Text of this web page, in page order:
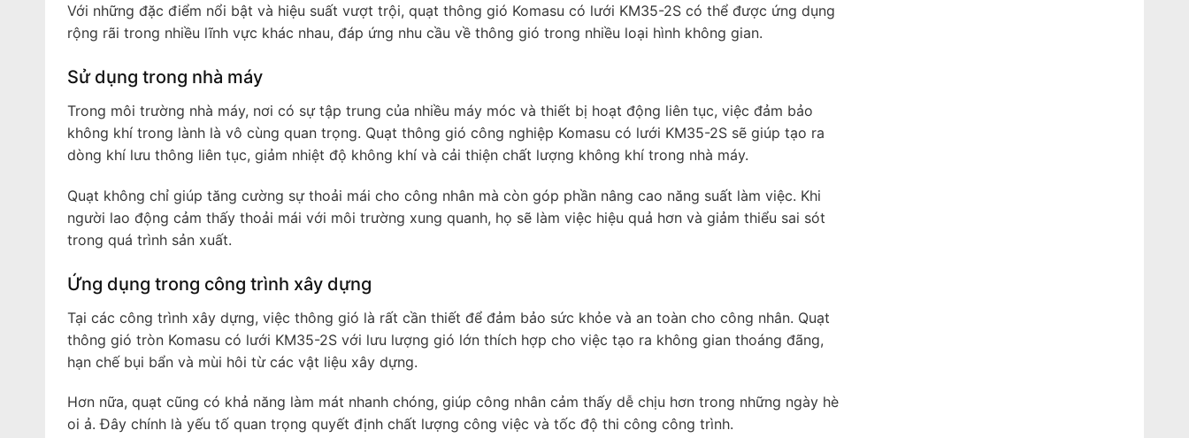
Với những đặc điểm nổi bật và hiệu suất vượt trội, quạt thông gió Komasu có lưới KM35-2S có thể được ứng dụng
rộng rãi trong nhiều lĩnh vực khác nhau, đáp ứng nhu cầu về thông gió trong nhiều loại hình không gian.
Sử dụng trong nhà máy
Trong môi trường nhà máy, nơi có sự tập trung của nhiều máy móc và thiết bị hoạt động liên tục, việc đảm bảo
không khí trong lành là vô cùng quan trọng. Quạt thông gió công nghiệp Komasu có lưới KM35-2S sẽ giúp tạo ra
dòng khí lưu thông liên tục, giảm nhiệt độ không khí và cải thiện chất lượng không khí trong nhà máy.
Quạt không chỉ giúp tăng cường sự thoải mái cho công nhân mà còn góp phần nâng cao năng suất làm việc. Khi
người lao động cảm thấy thoải mái với môi trường xung quanh, họ sẽ làm việc hiệu quả hơn và giảm thiểu sai sót
trong quá trình sản xuất.
Ứng dụng trong công trình xây dựng
Tại các công trình xây dựng, việc thông gió là rất cần thiết để đảm bảo sức khỏe và an toàn cho công nhân. Quạt
thông gió tròn Komasu có lưới KM35-2S với lưu lượng gió lớn thích hợp cho việc tạo ra không gian thoáng đãng,
hạn chế bụi bẩn và mùi hôi từ các vật liệu xây dựng.
Hơn nữa, quạt cũng có khả năng làm mát nhanh chóng, giúp công nhân cảm thấy dễ chịu hơn trong những ngày hè
oi ả. Đây chính là yếu tố quan trọng quyết định chất lượng công việc và tốc độ thi công công trình.